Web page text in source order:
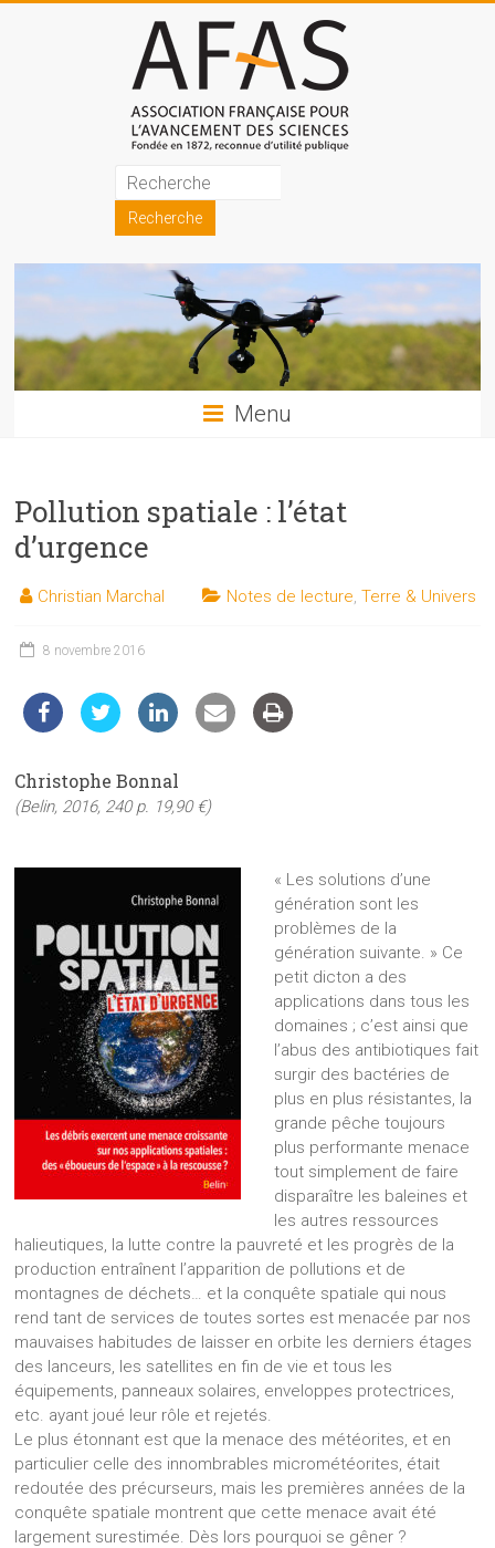
Association
française
pour
l'avancement
des
sciences
les
sciences
et
les
auprès
public
Menu
Pollution spatiale : l’état
d’urgence
Christian Marchal Notes de lecture ,Terre & Univers
8 novembre 2016
Christophe Bonnal
(Belin, 2016, 240 p. 19,90 €)
« Les solutions d’une
génération sont les
problèmes de la
génération suivante. » Ce
petit dicton a des
applications dans tous les
domaines ; c’est ainsi que
l’abus des antibiotiques fait
surgir des bactéries de
plus en plus résistantes, la
grande pêche toujours
plus performante menace
tout simplement de faire
disparaître les baleines et
les autres ressources
halieutiques, la lutte contre la pauvreté et les progrès de la
production entraînent l’apparition de pollutions et de
montagnes de déchets… et la conquête spatiale qui nous
rend tant de services de toutes sortes est menacée par nos
mauvaises habitudes de laisser en orbite les derniers étages
des lanceurs, les satellites en fin de vie et tous les
équipements, panneaux solaires, enveloppes protectrices,
etc. ayant joué leur rôle et rejetés.
Le plus étonnant est que la menace des météorites, et en
particulier celle des innombrables micrométéorites, était
redoutée des précurseurs, mais les premières années de la
conquête spatiale montrent que cette menace avait été
largement surestimée. Dès lors pourquoi se gêner ?